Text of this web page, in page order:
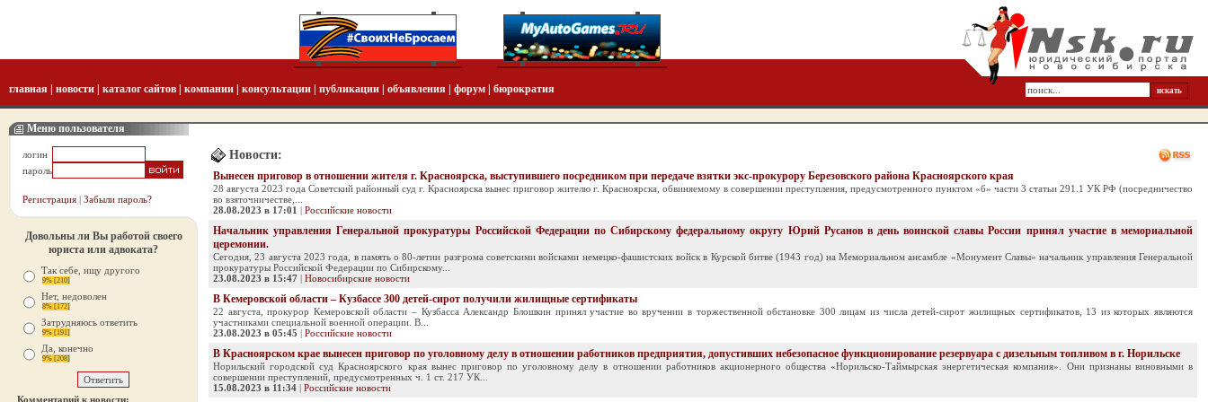
главная новости каталог сайтов компании консультации публикации объявления форум бюрократия
Меню пользователя
логин
пароль
Регистрация | Забыли пароль?
Довольны ли Вы работой своего
юриста или адвоката?
Так себе, ищу другого
9% [210]
Нет, недоволен
8% [172]
Затрудняюсь ответить
9% [191]
Да, конечно
9% [208]
Комментарий к новости:
Новости:
Вынесен приговор в отношении жителя г. Красноярска, выступившего посредником при передаче взятки экс-прокурору Березовского района Красноярского края
28 августа 2023 года Советский районный суд г. Красноярска вынес приговор жителю г. Красноярска, обвиняемому в совершении преступления, предусмотренного пунктом «б» части 3 статьи 291.1 УК РФ (посредничество
во взяточничестве,...
28.08.2023 в 17:01 | Российские новости
Начальник управления Генеральной прокуратуры Российской Федерации по Сибирскому федеральному округу Юрий Русанов в день воинской славы России принял участие в мемориальной
церемонии.
Сегодня, 23 августа 2023 года, в память о 80-летии разгрома советскими войсками немецко-фашистских войск в Курской битве (1943 год) на Мемориальном ансамбле «Монумент Славы» начальник управления Генеральной
прокуратуры Российской Федерации по Сибирскому...
23.08.2023 в 15:47 | Новосибирские новости
В Кемеровской области – Кузбассе 300 детей-сирот получили жилищные сертификаты
22 августа, прокурор Кемеровской области – Кузбасса Александр Блошкин принял участие во вручении в торжественной обстановке 300 лицам из числа детей-сирот жилищных сертификатов, 13 из которых являются
участниками специальной военной операции. В...
23.08.2023 в 05:45 | Российские новости
В Красноярском крае вынесен приговор по уголовному делу в отношении работников предприятия, допустивших небезопасное функционирование резервуара с дизельным топливом в г. Норильске
Норильский городской суд Красноярского края вынес приговор по уголовному делу в отношении работников акционерного общества «Норильско-Таймырская энергетическая компания». Они признаны виновными в
совершении преступлений, предусмотренных ч. 1 ст. 217 УК...
15.08.2023 в 11:34 | Российские новости